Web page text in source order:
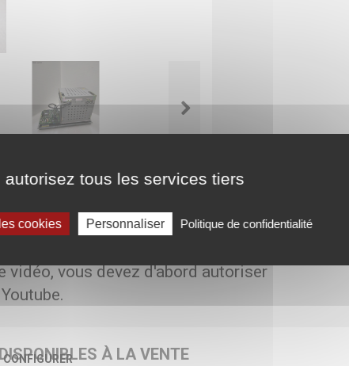
autorisez tous les services tiers
cookies Personnaliser Politique de confidentialité
vidéo, vous devez d'abord autoriser
CONFIGURER
À LA VENTE